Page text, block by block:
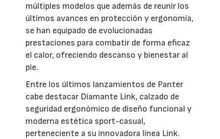
múltiples modelos que además de reunir los
últimos avances en protección y ergonomía,
se han equipado de evolucionadas
prestaciones para combatir de forma eficaz
el calor, ofreciendo descanso y bienestar al
pie.
Entre los últimos lanzamientos de Panter
cabe destacar Diamante Link, calzado de
seguridad ergonómico de diseño funcional y
moderna estética sport-casual,
perteneciente a su innovadora línea Link.